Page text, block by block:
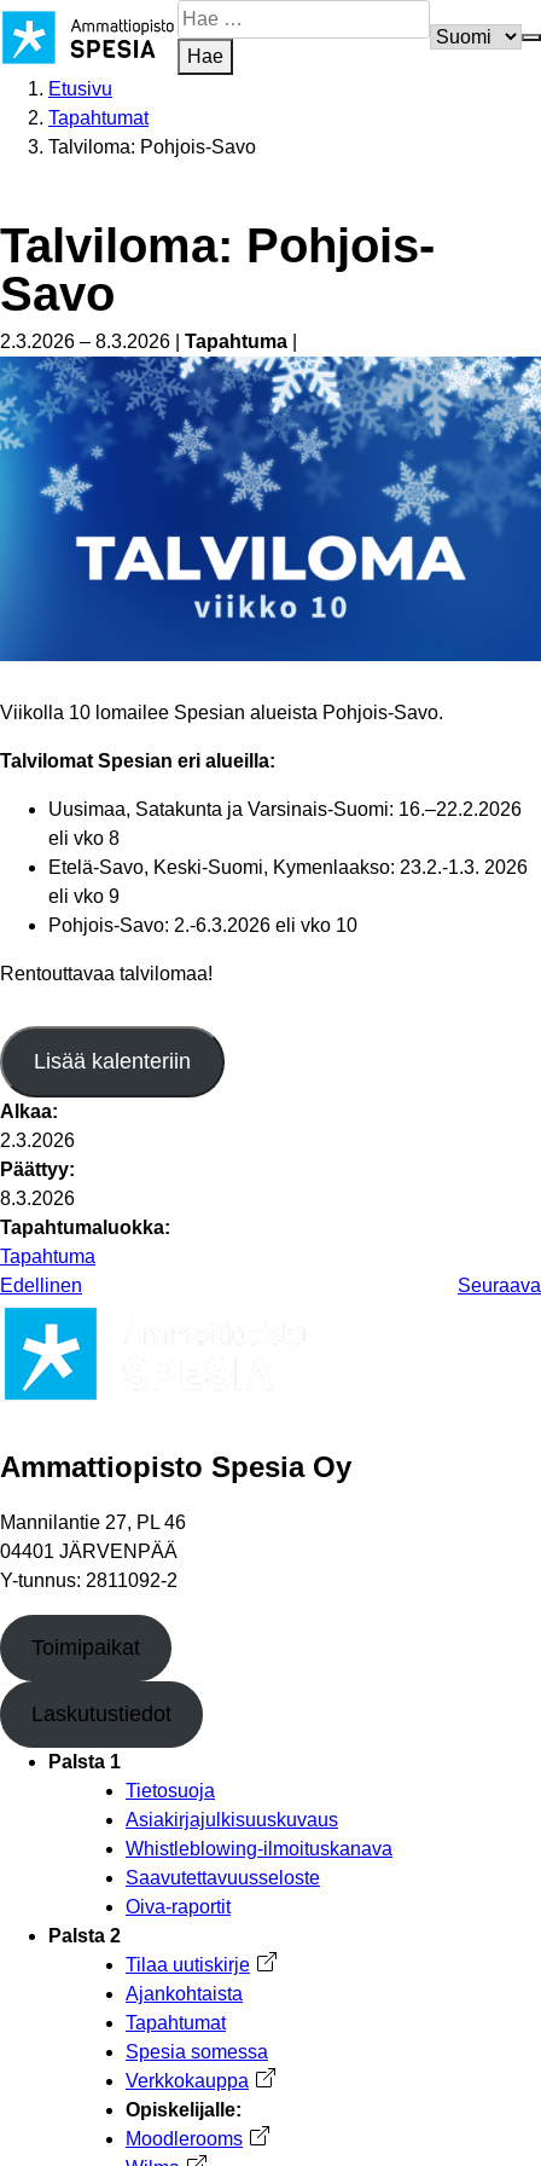
Siirry
sisältöön
Hae
sivustosta
Hae
Etusivu
Tapahtumat
Talviloma: Pohjois-Savo
Talviloma: Pohjois-
Savo
2.3.2026 – 8.3.2026 Tapahtuma
Viikolla 10 lomailee Spesian alueista Pohjois-Savo.
Talvilomat Spesian eri alueilla:
Uusimaa, Satakunta ja Varsinais-Suomi: 16.–22.2.2026
eli vko 8
Etelä-Savo, Keski-Suomi, Kymenlaakso: 23.2.-1.3. 2026
eli vko 9
Pohjois-Savo: 2.-6.3.2026 eli vko 10
Rentouttavaa talvilomaa!
Lisää kalenteriin
Alkaa:
2.3.2026
Päättyy:
8.3.2026
Tapahtumaluokka:
Tapahtuma
Edellinen
Seuraava
Ammattiopisto Spesia Oy
Mannilantie 27, PL 46
04401 JÄRVENPÄÄ
Y-tunnus: 2811092-2
Toimipaikat
Laskutustiedot
Palsta 1
Tietosuoja
Asiakirjajulkisuuskuvaus
Whistleblowing-ilmoituskanava
Saavutettavuusseloste
Oiva-raportit
Palsta 2
Tilaa uutiskirje Avautuu uuteen välilehteen
Ajankohtaista
Tapahtumat
Spesia somessa
Verkkokauppa Avautuu uuteen välilehteen
Opiskelijalle:
Moodlerooms Avautuu uuteen välilehteen